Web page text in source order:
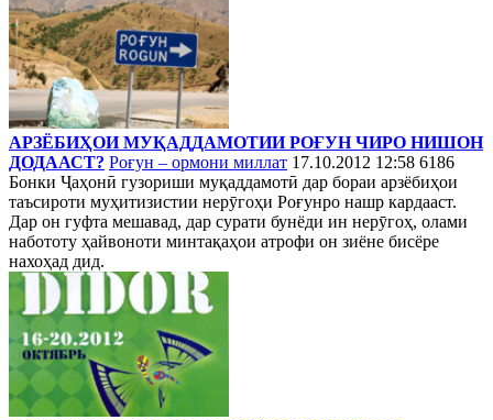
АРЗЁБИҲОИ МУҚАДДАМОТИИ РОҒУН ЧИРО НИШОН
ДОДААСТ? Роғун – ормони миллат 17.10.2012 12:58 6186
Бонки Ҷаҳонӣ гузориши муқаддамотӣ дар бораи арзёбиҳои
таъсироти муҳитизистии нерӯгоҳи Роғунро нашр кардааст.
Дар он гуфта мешавад, дар сурати бунёди ин нерӯгоҳ, олами
набототу ҳайвоноти минтақаҳои атрофи он зиёне бисёре
нахоҳад дид.